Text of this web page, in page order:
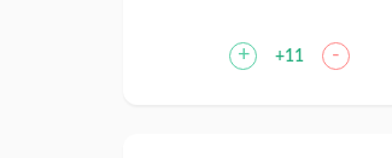
+ +11 -